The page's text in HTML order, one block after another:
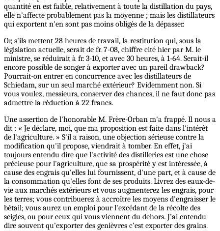
quantité en est faible, relativement à toute la distillation du pays,
elle n'affecte probablement pas la moyenne ; mais les distillateurs
qui exportent n'en sont pas moins obligés de la dépasser.
Or, s'ils mettent 28 heures de travail, la restitution qui, sous la
législation actuelle, serait de fr. 7-08, chiffre cité hier par M. le
ministre, se réduirait à fr. 3-10, et avec 30 heures, à 1-64. Serait-il
encore possible de songer à exporter avec un pareil drawback?
Pourrait-on entrer en concurrence avec les distillateurs de
Schiedam, sur un seul marché extérieur? Evidemment non. Si
vous voulez, messieurs, conserver des chances, il ne faut donc pas
admettre la réduction à 22 francs.
Une assertion de l'honorable M. Frère-Orban m'a frappé. Il nous a
dit : « Je déclare, moi, que ma proposition est faite dans l'intérêt
de l'agriculture. » S'il a raison, une objection sérieuse contre la
modification qu'il propose, viendrait à tomber. En effet, j'ai
toujours entendu dire que l'activité des distilleries est une chose
précieuse pour l'agriculture, que sa prospérité y est intéressée, à
cause des engrais qu'elles lui fournissent, d'une part, et à cause de
la consommation qu'elles font de ses produits. Livrez des eaux-de-
vie aux marchés extérieurs et vous augmenterez les engrais, pour
les terres; vous contribuerez à accroître les moyens d'engraisser le
bétail; vous aurez un emploi pour l'excédant de la récolte des
seigles, ou pour ceux qui vous viennent du dehors. J'ai entendu
dire souvent qu'exporter des genièvres c'est exporter des grains.